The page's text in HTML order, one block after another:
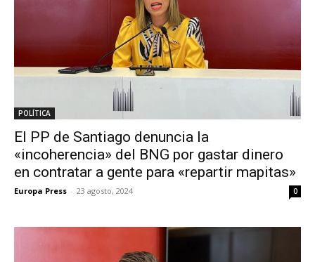
POLÍTICA
El PP de Santiago denuncia la
«incoherencia» del BNG por gastar dinero
en contratar a gente para «repartir mapitas»
Europa Press - 23 agosto, 2024 0